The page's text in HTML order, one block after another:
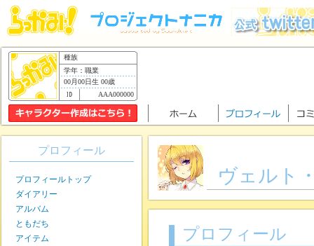
種族
学年：職業
00月00日生 00歳
AAA000000
ヴェルト
プロフィール
プロフィール
プロフィールトップ
ダイアリー
アルバム
ともだち
アイテム